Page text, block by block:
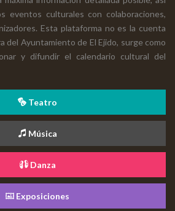
eventos culturales con colaboraciones,
Esta plataforma no es la cuenta
del Ayuntamiento de El Ejido, surge como
y difundir el calendario cultural del
Teatro
Música
Danza
Exposiciones